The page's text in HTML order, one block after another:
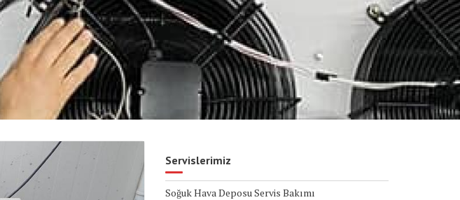
Servislerimiz
Soğuk Hava Deposu Servis Bakımı